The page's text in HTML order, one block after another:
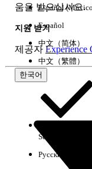
움을 받으십시오.
지원 받기
제공자 Experience
한국어
Español
Español
中文（简体）
中文（繁體）
Select Org
Русский